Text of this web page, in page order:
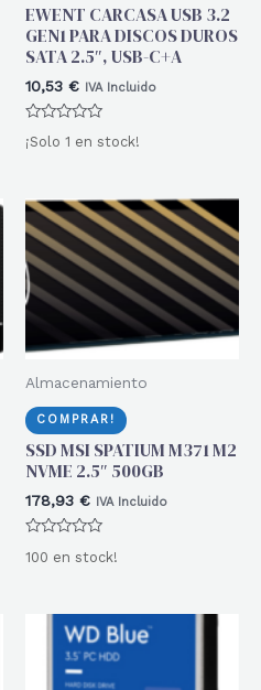
EWENT CARCASA USB 3.2
GEN1 PARA DISCOS DUROS
SATA 2.5″, USB-C+A
10,53 € IVA Incluido
Valorado
con
¡Solo 1 en stock!
Almacenamiento
COMPRAR!
SSD MSI SPATIUM M371 M2
NVME 2.5″ 500GB
178,93 € IVA Incluido
con
100 en stock!